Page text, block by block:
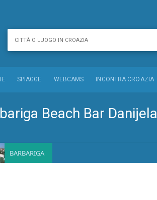
SPIAGGE WEBCAMS INCONTRA CROAZIA
Beach Bar Danijela
BARBARIGA